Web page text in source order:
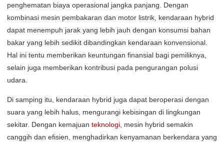
penghematan biaya operasional jangka panjang. Dengan
kombinasi mesin pembakaran dan motor listrik, kendaraan hybrid
dapat menempuh jarak yang lebih jauh dengan konsumsi bahan
bakar yang lebih sedikit dibandingkan kendaraan konvensional.
Hal ini tentu memberikan keuntungan finansial bagi pemiliknya,
selain juga memberikan kontribusi pada pengurangan polusi
udara.
Di samping itu, kendaraan hybrid juga dapat beroperasi dengan
suara yang lebih halus, mengurangi kebisingan di lingkungan
sekitar. Dengan kemajuan teknologi , mesin hybrid semakin
canggih dan efisien, menghadirkan kenyamanan berkendara yang